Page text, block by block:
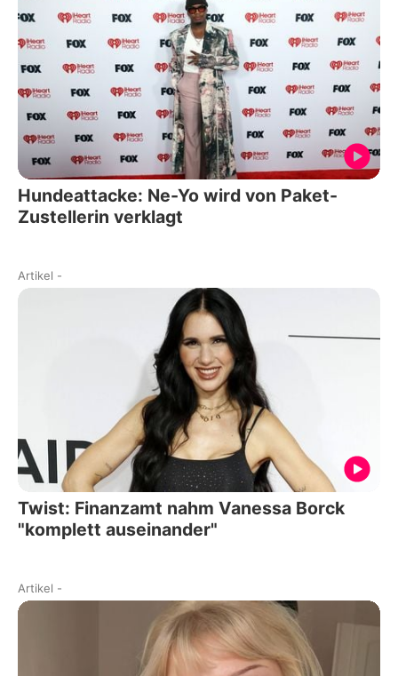
Hundeattacke: Ne-Yo wird von Paket-
Zustellerin verklagt
Artikel -
Twist: Finanzamt nahm Vanessa Borck
"komplett auseinander"
Artikel -